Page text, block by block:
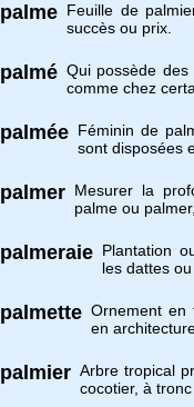
palme Feuille de
succès ou prix.
palmé Qui possède
comme chez
palmée Féminin de
sont disposées
palmer Mesurer la
palme ou
palmeraie Plantation
les dattes
palmette Ornement en
en
palmier Arbre tropical
cocotier, à